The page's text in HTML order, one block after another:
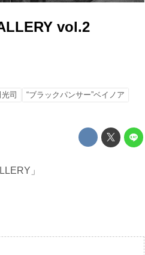
vol.2
司
“ブラックパンサー”ベイノア
」